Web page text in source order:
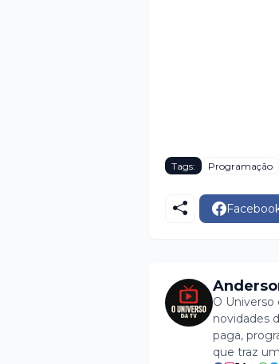
Tags: Programação
O Universo
novidades
paga,
que traz